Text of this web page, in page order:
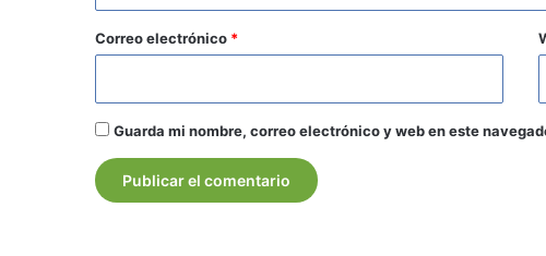
o
*
Correo electrónico *
Guarda mi nombre, correo electrónico y web en este